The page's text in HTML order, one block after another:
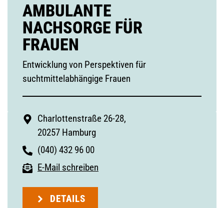
AMBULANTE
NACHSORGE FÜR
FRAUEN
Entwicklung von Perspektiven für
suchtmittelabhängige Frauen
Charlottenstraße 26-28,
20257 Hamburg
(040) 432 96 00
E-Mail schreiben
DETAILS